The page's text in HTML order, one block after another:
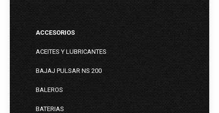
ACCESORIOS
ACEITES Y LUBRICANTES
BAJAJ PULSAR NS 200
BALEROS
BATERIAS